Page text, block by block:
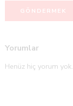
Yorumlar
Henüz hiç yorum yok.